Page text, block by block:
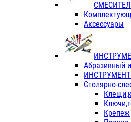
Аксессуары
Абразивный
Столярно-
Крепеж